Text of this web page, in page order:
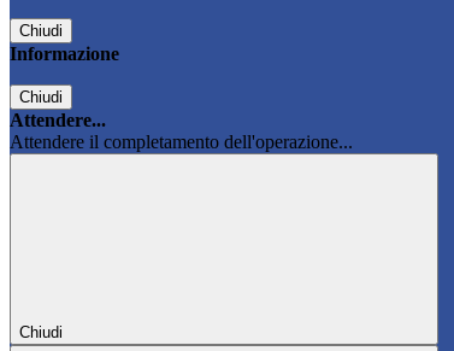
Chiudi
Informazione
Chiudi
Attendere...
Attendere il completamento dell'operazione...
Chiudi